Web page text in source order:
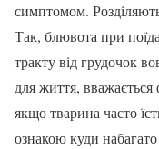
симптомом.
Так, блювота при
тракту від грудочок
для життя,
якщо тварина часто
ознакою куди набагато